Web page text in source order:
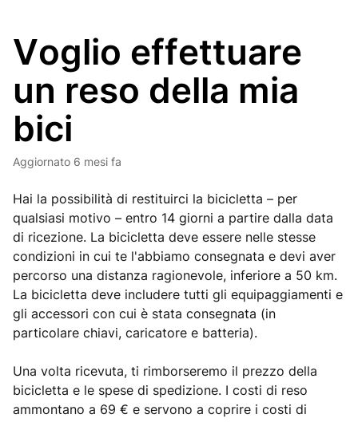
Voglio effettuare
un reso della mia
bici
Aggiornato 6 mesi fa
Hai la possibilità di restituirci la bicicletta – per
qualsiasi motivo – entro 14 giorni a partire dalla data
di ricezione. La bicicletta deve essere nelle stesse
condizioni in cui te l'abbiamo consegnata e devi aver
percorso una distanza ragionevole, inferiore a 50 km.
La bicicletta deve includere tutti gli equipaggiamenti e
gli accessori con cui è stata consegnata (in
particolare chiavi, caricatore e batteria).
Una volta ricevuta, ti rimborseremo il prezzo della
bicicletta e le spese di spedizione. I costi di reso
ammontano a 69 € e servono a coprire i costi di